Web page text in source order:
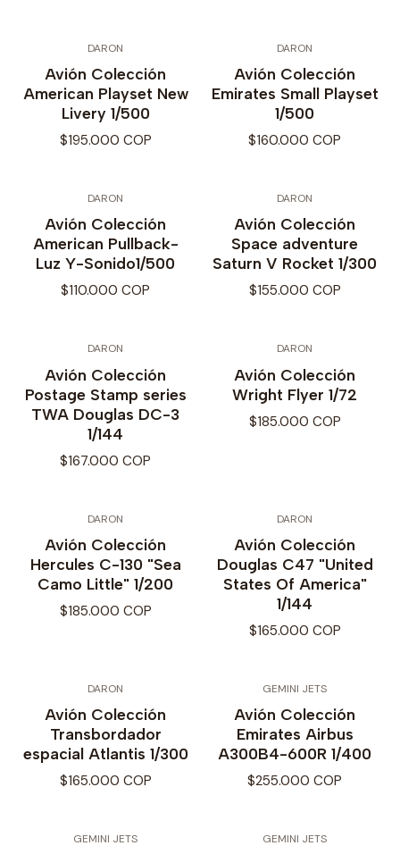
DARON
Avión Colección
American Playset New
Livery 1/500
$195.000 COP
DARON
Avión Colección
Emirates Small Playset
1/500
$160.000 COP
DARON
Avión Colección
American Pullback-
Luz Y-Sonido1/500
$110.000 COP
DARON
Avión Colección
Space adventure
Saturn V Rocket 1/300
$155.000 COP
DARON
Avión Colección
Postage Stamp series
TWA Douglas DC-3
1/144
$167.000 COP
DARON
Avión Colección
Wright Flyer 1/72
$185.000 COP
DARON
Avión Colección
Hercules C-130 "Sea
Camo Little" 1/200
$185.000 COP
DARON
Avión Colección
Douglas C47 "United
States Of America"
1/144
$165.000 COP
DARON
Avión Colección
Transbordador
espacial Atlantis 1/300
$165.000 COP
GEMINI JETS
Avión Colección
Emirates Airbus
A300B4-600R 1/400
$255.000 COP
GEMINI JETS GEMINI JETS